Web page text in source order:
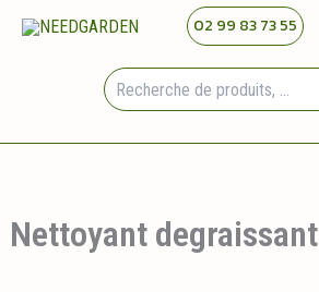
02 99 83 73 55
Nettoyant degraissant